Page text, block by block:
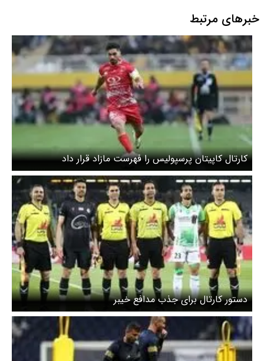
خبرهای مرتبط
کارتال کاپیتان پرسپولیس را فهرست مازاد قرار داد
دستور کارتال برای جذب مدافع خیبر